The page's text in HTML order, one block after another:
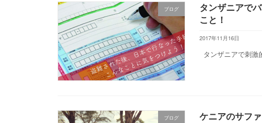
ブログ
タンザニアで
こと！
2017年11月16日
タンザニアで刺激
ブログ ケニアのサフ